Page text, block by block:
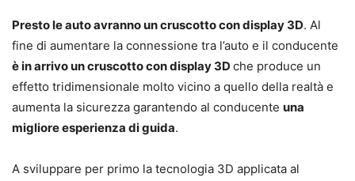
Presto le auto avranno un cruscotto con display 3D. Al
fine di aumentare la connessione tra l’auto e il conducente
è in arrivo un cruscotto con display 3D che produce un
effetto tridimensionale molto vicino a quello della realtà e
aumenta la sicurezza garantendo al conducente una
migliore esperienza di guida.
A sviluppare per primo la tecnologia 3D applicata al